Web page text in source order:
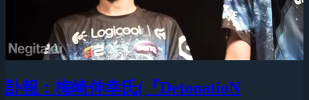
訃報：梅崎伸幸氏(『DetonatioN